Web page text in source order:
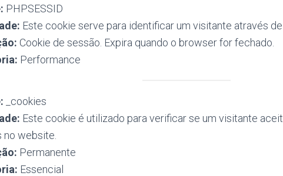
PHPSESSID
Este cookie serve para identificar um visitante através de
Cookie de sessão. Expira quando o browser for fechado.
Performance
_cookies
Este cookie é utilizado para verificar se um visitante
no website.
Permanente
Essencial